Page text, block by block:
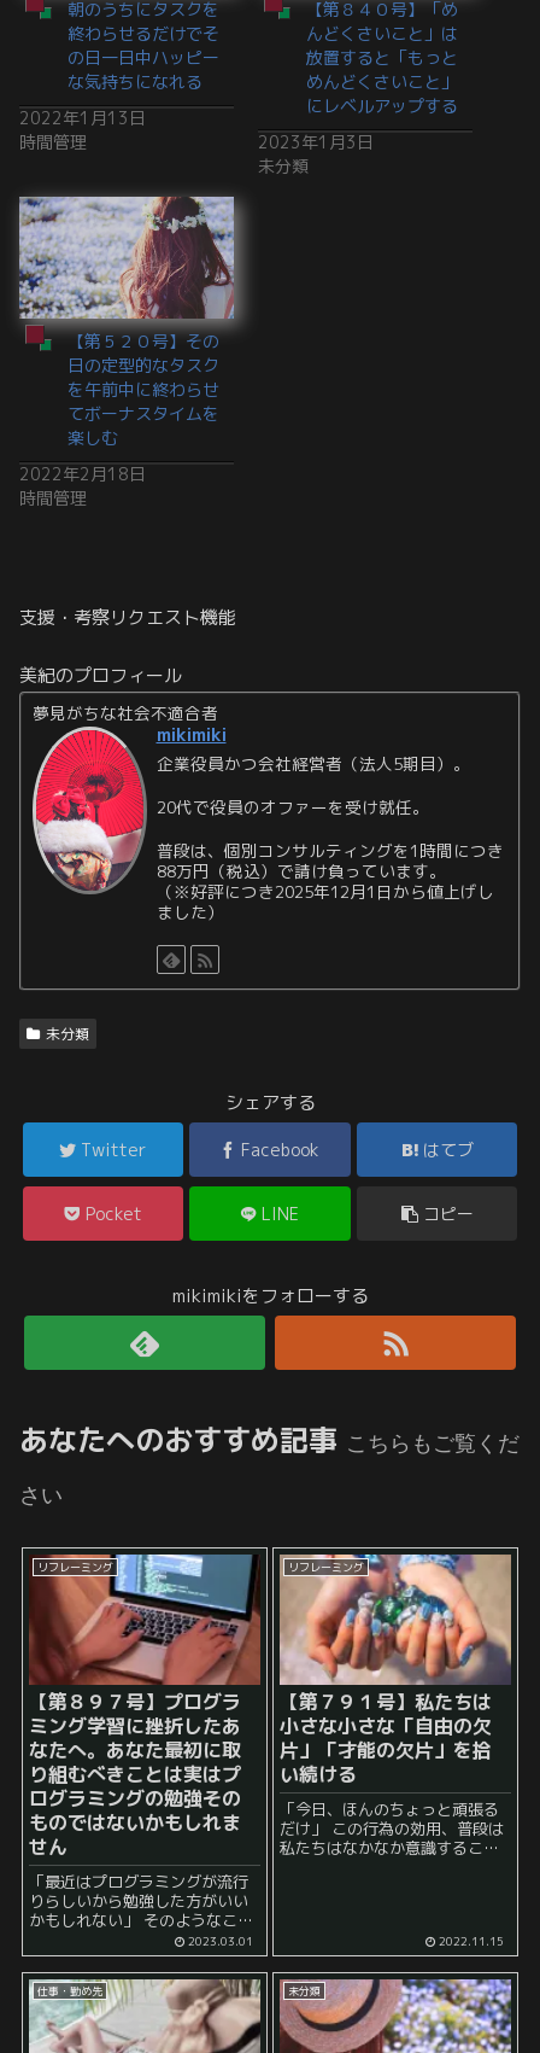
朝のうちにタスクを
終わらせるだけでそ
の日一日中ハッピー
な気持ちになれる
2022年1月13日
時間管理
【第８４０号】「め
んどくさいこと」は
放置すると「もっと
めんどくさいこと」
にレベルアップする
2023年1月3日
未分類
【第５２０号】その
日の定型的なタスク
を午前中に終わらせ
てボーナスタイムを
楽しむ
2022年2月18日
時間管理
支援・考察リクエスト機能
美紀のプロフィール
夢見がちな社会不適合者
mikimiki
企業役員かつ会社経営者（法人5期目）。
20代で役員のオファーを受け就任。
普段は、個別コンサルティングを1時間につき
88万円（税込）で請け負っています。
（※好評につき2025年12月1日から値上げし
ました）
未分類
シェアする
Twitter Facebook はてブ
Pocket LINE コピー
mikimikiをフォローする
あなたへのおすすめ記事 こちらもご覧くだ
さい
リフレーミング
【第８９７号】プログラ
ミング学習に挫折したあ
なたへ。あなた最初に取
り組むべきことは実はプ
ログラミングの勉強その
ものではないかもしれま
せん
「最近はプログラミングが流行
りらしいから勉強した方がいい
かもしれない」 そのようなこと
を思ったことがある人はきっと
多いことでしょう。 しかし、 プ
ログラミングの勉強を始める
と、最初から難しい話やつまら
ない話ばかりが出てき...
2023.03.01
リフレーミング
【第７９１号】私たちは
小さな小さな「自由の欠
片」「才能の欠片」を拾
い続ける
「今日、ほんのちょっと頑張る
だけ」 この行為の効用、普段は
私たちはなかなか意識すること
2022.11.15
仕事・勤め先 未分類